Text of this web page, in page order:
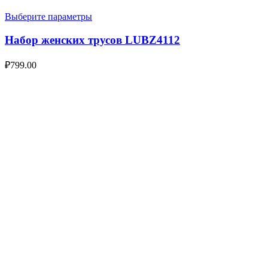
Выберите параметры
Набор женских трусов LUBZ4112
₽799.00